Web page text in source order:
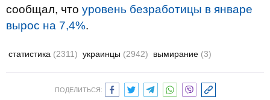
сообщал, что уровень безработицы в январе
вырос на 7,4%.
статистика (2311) украинцы (2942) вымирание (3)
ПОДЕЛИТЬСЯ: